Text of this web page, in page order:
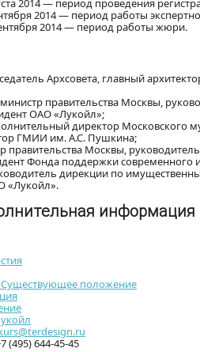
2014 — период проведения
2014 — период работы
2014 — период работы жюри.
Архсовета, главный
правительства Москвы,
ОАО «Лукойл»;
директор Московского
ГМИИ им. А.С. Пушкина;
правительства Москвы,
Фонда поддержки современного
дирекции по
«Лукойл».
информация
Существующее положение
(495) 644-45-45